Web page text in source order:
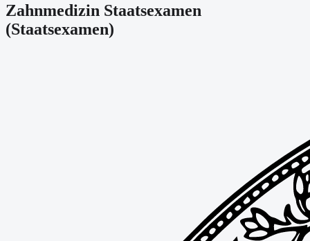
Zahnmedizin Staatsexamen
(Staatsexamen)